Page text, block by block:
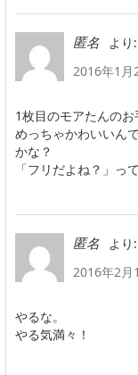
匿名
より:
2016年1
1枚目のモアたんのお
めっちゃかわいいん
かな？
「フリだよね？」って
匿名
より:
2016年2月
やるな。
やる気満々！